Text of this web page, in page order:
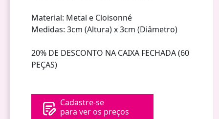
Material: Metal e Cloisonné
Medidas: 3cm (Altura) x 3cm (Diâmetro)
20% DE DESCONTO NA CAIXA FECHADA (60
PEÇAS)
Cadastre-se
para ver os preços